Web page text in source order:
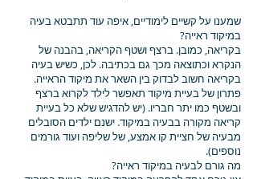
שמענו על קשיים לימודיים, איפה עוד תתבטא בעיה
במיקוד ראייה?
בקריאה, כמובן. ברצף ושטף הקריאה, בהבנה של
הנקרא וכתוצאה מכך גם בכתיבה. לכן, כשיש בעיה
בקריאה חשוב לבדוק בין השאר את מיקוד הראייה.
פתרון של בעיית מיקוד תאפשר לילד לקרוא ברצף
ובשטף כמו יתר חבריו. (יש להדגיש שלא כל בעיית
קריאה מקורה בבעיה במיקוד. ישנם ילדים הסובלים
מבעיה של חציית קו אמצע, של שליפה ועוד גורמים
נוספים).
מה גורם לבעיה במיקוד ראייה?